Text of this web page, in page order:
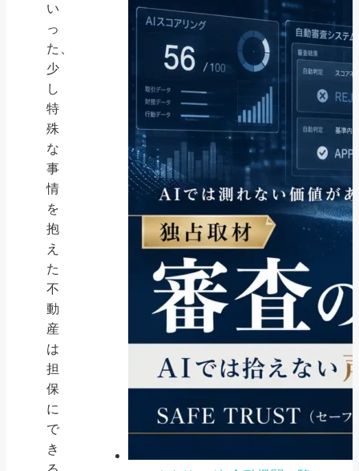
い
っ
た、
少
し
特
殊
な
事
情
を
抱
え
た
不
動
産
は
担
保
に
で
き